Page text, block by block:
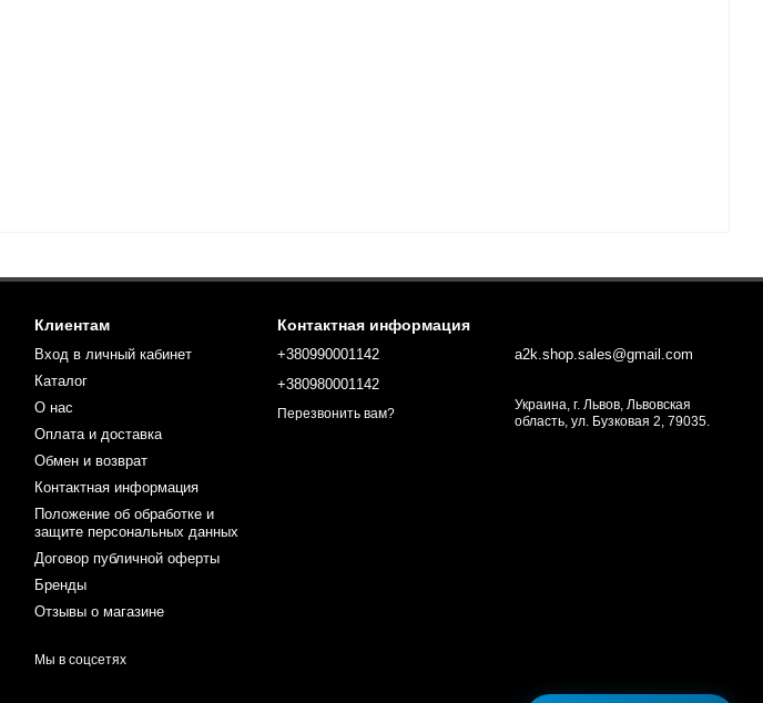
Клиентам
Вход в личный кабинет
Каталог
О нас
Оплата и доставка
Обмен и возврат
Контактная информация
Положение об обработке и
защите персональных данных
Договор публичной оферты
Бренды
Отзывы о магазине
Мы в соцсетях
Контактная информация
+380990001142
+380980001142
Перезвонить вам?
a2k.shop.sales@gmail.com
Украина, г. Львов, Львовская
область, ул. Бузковая 2, 79035.